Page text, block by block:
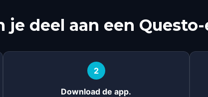
je deel aan een
2
Download de app.